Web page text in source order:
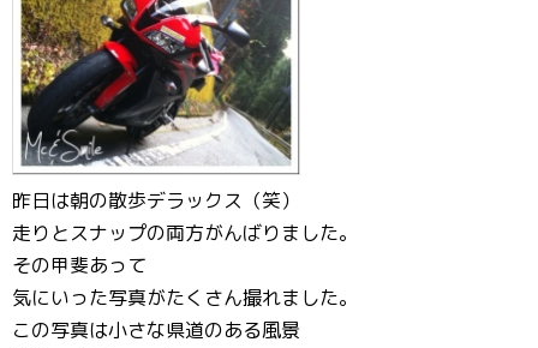
昨日は朝の散歩デラックス（笑）
走りとスナップの両方がんばりました。
その甲斐あって
気にいった写真がたくさん撮れました。
この写真は小さな県道のある風景